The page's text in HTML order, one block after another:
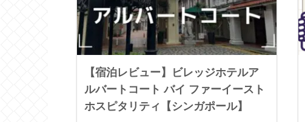
【宿泊レビュー】ビレッジホテルア
ルバートコート バイ ファーイースト
ホスピタリティ【シンガポール】